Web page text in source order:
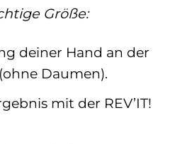
Größe:
deiner Hand an der
Daumen).
mit der REV’IT!